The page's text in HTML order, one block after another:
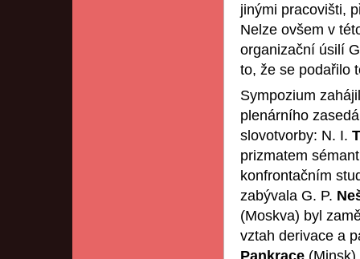
jinými pracovišti,
Nelze ovšem v
organizační úsilí
to, že se podařilo
Sympozium
plenárního
slovotvorby: N. I.
prizmatem
konfrontačním
zabývala G. P.
(Moskva) byl
vztah derivace a
Pankrace